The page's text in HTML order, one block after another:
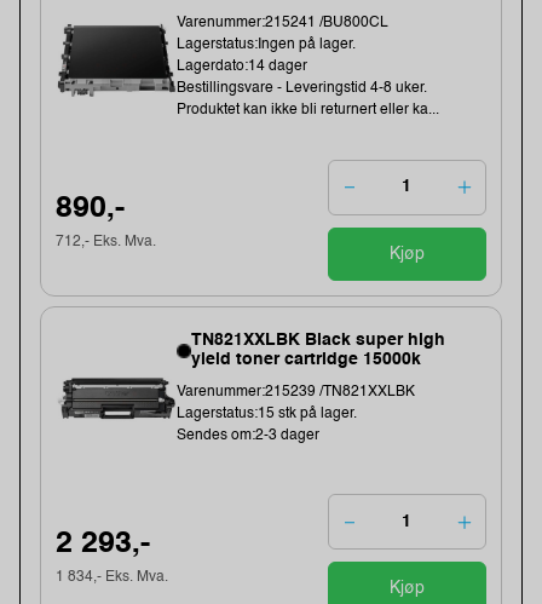
Varenummer:215241 /BU800CL
Lagerstatus:Ingen på lager.
Lagerdato:14 dager
Bestillingsvare - Leveringstid 4-8 uker.
Produktet kan ikke bli returnert eller ka...
890,-
712,- Eks. Mva.
Kjøp
TN821XXLBK Black super high
yield toner cartridge 15000k
Varenummer:215239 /TN821XXLBK
Lagerstatus:15 stk på lager.
Sendes om:2-3 dager
2 293,-
1 834,- Eks. Mva.
Kjøp